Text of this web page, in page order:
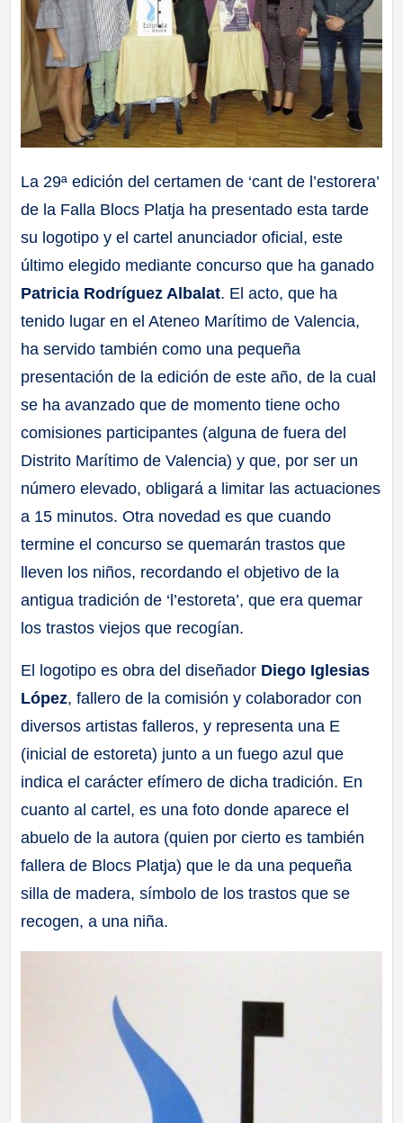
La 29ª edición del certamen de ‘cant de l’estorera’
de la Falla Blocs Platja ha presentado esta tarde
su logotipo y el cartel anunciador oficial, este
último elegido mediante concurso que ha ganado
Patricia Rodríguez Albalat. El acto, que ha
tenido lugar en el Ateneo Marítimo de Valencia,
ha servido también como una pequeña
presentación de la edición de este año, de la cual
se ha avanzado que de momento tiene ocho
comisiones participantes (alguna de fuera del
Distrito Marítimo de Valencia) y que, por ser un
número elevado, obligará a limitar las actuaciones
a 15 minutos. Otra novedad es que cuando
termine el concurso se quemarán trastos que
lleven los niños, recordando el objetivo de la
antigua tradición de ‘l’estoreta’, que era quemar
los trastos viejos que recogían.
El logotipo es obra del diseñador Diego Iglesias
López, fallero de la comisión y colaborador con
diversos artistas falleros, y representa una E
(inicial de estoreta) junto a un fuego azul que
indica el carácter efímero de dicha tradición. En
cuanto al cartel, es una foto donde aparece el
abuelo de la autora (quien por cierto es también
fallera de Blocs Platja) que le da una pequeña
silla de madera, símbolo de los trastos que se
recogen, a una niña.